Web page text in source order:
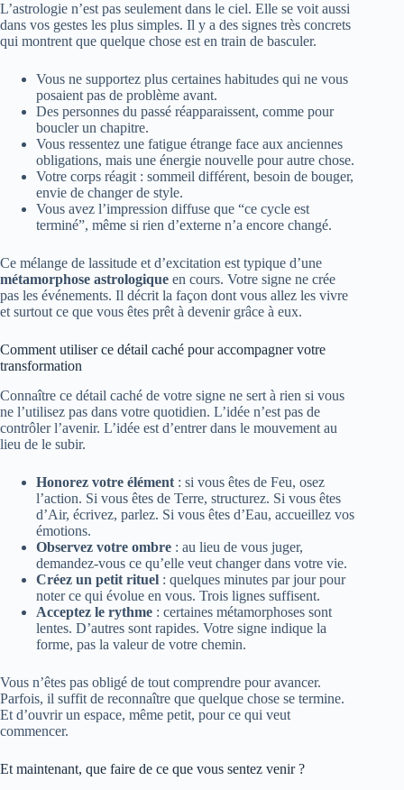
L’astrologie n’est pas seulement dans le ciel. Elle se voit aussi
dans vos gestes les plus simples. Il y a des signes très concrets
qui montrent que quelque chose est en train de basculer.
Vous ne supportez plus certaines habitudes qui ne vous
posaient pas de problème avant.
Des personnes du passé réapparaissent, comme pour
boucler un chapitre.
Vous ressentez une fatigue étrange face aux anciennes
obligations, mais une énergie nouvelle pour autre chose.
Votre corps réagit : sommeil différent, besoin de bouger,
envie de changer de style.
Vous avez l’impression diffuse que “ce cycle est
terminé”, même si rien d’externe n’a encore changé.
Ce mélange de lassitude et d’excitation est typique d’une
métamorphose astrologique en cours. Votre signe ne crée
pas les événements. Il décrit la façon dont vous allez les vivre
et surtout ce que vous êtes prêt à devenir grâce à eux.
Comment utiliser ce détail caché pour accompagner votre
transformation
Connaître ce détail caché de votre signe ne sert à rien si vous
ne l’utilisez pas dans votre quotidien. L’idée n’est pas de
contrôler l’avenir. L’idée est d’entrer dans le mouvement au
lieu de le subir.
Honorez votre élément : si vous êtes de Feu, osez
l’action. Si vous êtes de Terre, structurez. Si vous êtes
d’Air, écrivez, parlez. Si vous êtes d’Eau, accueillez vos
émotions.
Observez votre ombre : au lieu de vous juger,
demandez-vous ce qu’elle veut changer dans votre vie.
Créez un petit rituel : quelques minutes par jour pour
noter ce qui évolue en vous. Trois lignes suffisent.
Acceptez le rythme : certaines métamorphoses sont
lentes. D’autres sont rapides. Votre signe indique la
forme, pas la valeur de votre chemin.
Vous n’êtes pas obligé de tout comprendre pour avancer.
Parfois, il suffit de reconnaître que quelque chose se termine.
Et d’ouvrir un espace, même petit, pour ce qui veut
commencer.
Et maintenant, que faire de ce que vous sentez venir ?